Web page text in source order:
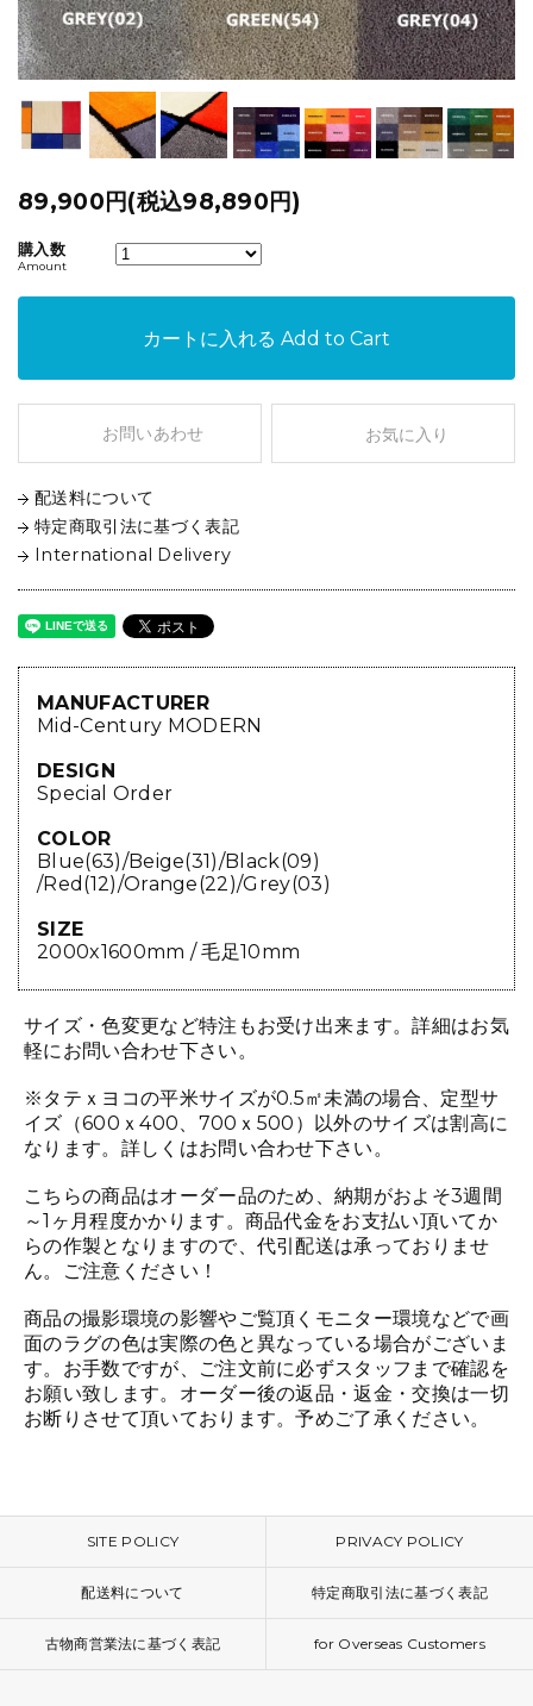
89,900円(税込98,890円)
購入数
Amount
カートに入れる Add to Cart
お問いあわせ お気に入り
配送料について
特定商取引法に基づく表記
International Delivery
MANUFACTURER
Mid-Century MODERN
DESIGN
Special Order
COLOR
Blue(63)/Beige(31)/Black(09)
/Red(12)/Orange(22)/Grey(03)
SIZE
2000x1600mm / 毛足10mm
サイズ・色変更など特注もお受け出来ます。詳細はお気
軽にお問い合わせ下さい。
※タテｘヨコの平米サイズが0.5㎡未満の場合、定型サ
イズ（600ｘ400、700ｘ500）以外のサイズは割高に
なります。詳しくはお問い合わせ下さい。
こちらの商品はオーダー品のため、納期がおよそ3週間
～1ヶ月程度かかります。商品代金をお支払い頂いてか
らの作製となりますので、代引配送は承っておりませ
ん。ご注意ください！
商品の撮影環境の影響やご覧頂くモニター環境などで画
面のラグの色は実際の色と異なっている場合がございま
す。お手数ですが、ご注文前に必ずスタッフまで確認を
お願い致します。オーダー後の返品・返金・交換は一切
お断りさせて頂いております。予めご了承ください。
SITE POLICY PRIVACY POLICY
配送料について 特定商取引法に基づく表記
古物商営業法に基づく表記 for Overseas Customers